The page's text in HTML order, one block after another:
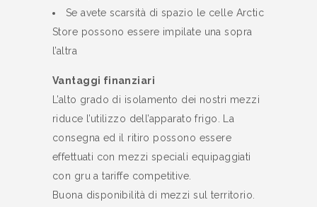
Se avete scarsità di spazio le celle Arctic
Store possono essere impilate una sopra
l’altra
Vantaggi finanziari
L’alto grado di isolamento dei nostri mezzi
riduce l’utilizzo dell’apparato frigo. La
consegna ed il ritiro possono essere
effettuati con mezzi speciali equipaggiati
con gru a tariffe competitive.
Buona disponibilità di mezzi sul territorio.